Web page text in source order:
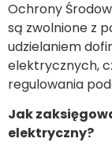
Ochrony
są zwolnione z
udzielaniem
elektrycznych,
regulowania
Jak
elektryczny?